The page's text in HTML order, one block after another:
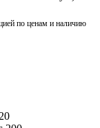
по ценам и наличию
20